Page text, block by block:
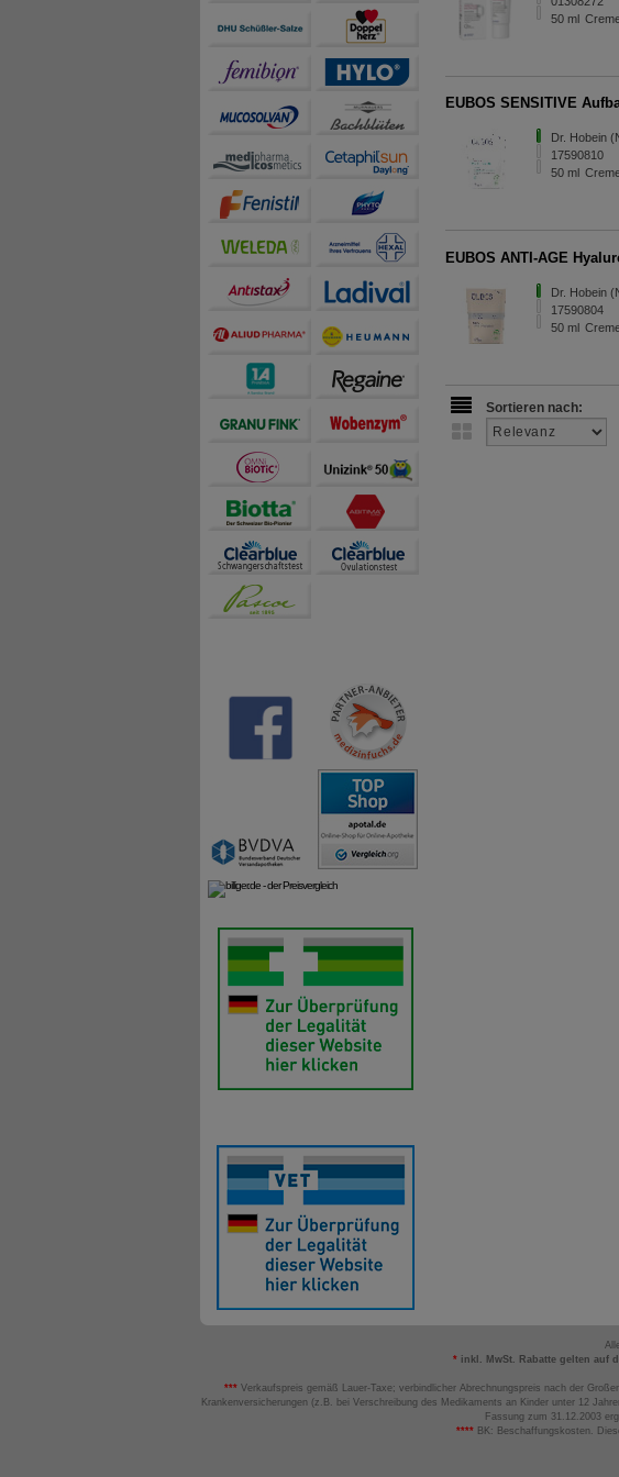
50 ml
EUBOS SENSITIVE
Dr. Hobein
17590810
50 ml
EUBOS ANTI-AGE
Dr. Hobein
17590804
50 ml
Sortieren nach:
* inkl. MwSt. Rabatte gelten auf
*** Verkaufspreis gemäß Lauer-Taxe; verbindlicher Abrechnungspreis nach der
Krankenversicherungen (z.B. bei Verschreibung des Medikaments an Kinder unter 12
Fassung zum 31.12.2003
**** BK: Beschaffungskosten.